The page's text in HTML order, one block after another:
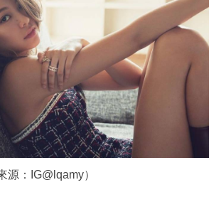
源：IG@lqamy）